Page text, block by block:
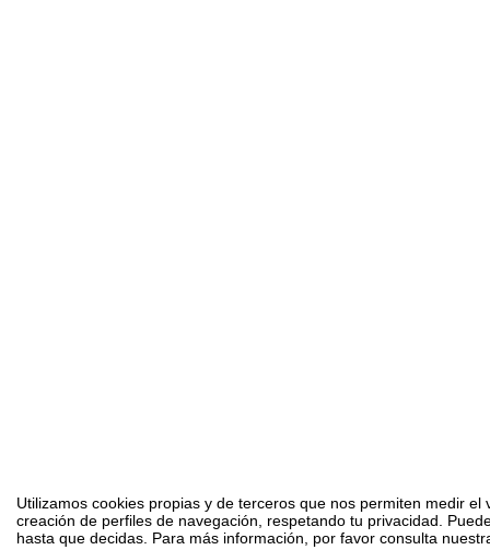
Utilizamos cookies propias y de terceros que nos permiten medir
creación de perfiles de navegación, respetando tu privacidad.
hasta que decidas. Para más información, por favor consulta